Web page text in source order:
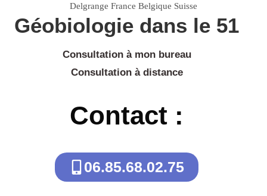
Géobiologie dans le 51
Consultation à mon bureau
Consultation à distance
Contact :
06.85.68.02.75